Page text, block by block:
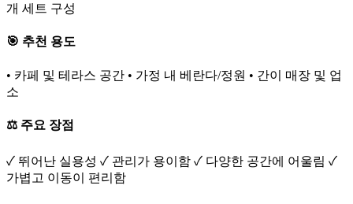
개 세트 구성
🎯 추천 용도
• 카페 및 테라스 공간 • 가정 내 베란다/정원 • 간이 매장 및 업
소
⚖️ 주요 장점
✓ 뛰어난 실용성 ✓ 관리가 용이함 ✓ 다양한 공간에 어울림 ✓
가볍고 이동이 편리함